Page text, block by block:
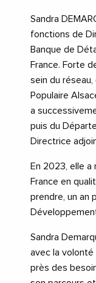
Sandra
fonctions de
Banque de
France. Forte
sein du réseau,
Populaire
a
puis du
Directrice
En 2023, elle a
France en
prendre, un an
Sandra
avec la volonté
près des